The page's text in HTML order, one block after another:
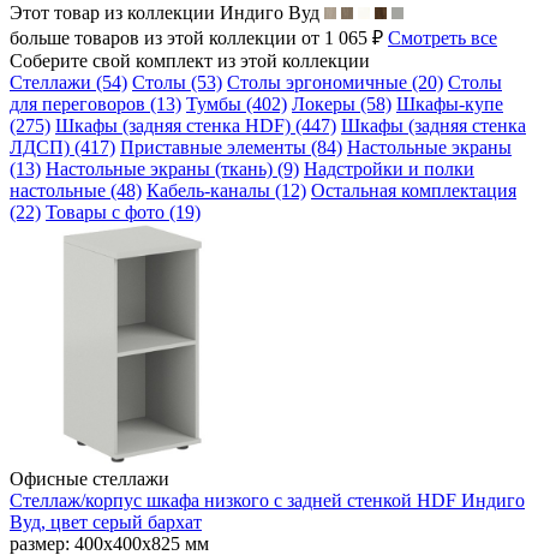
Этот товар из коллекции Индиго Вуд
больше товаров из этой коллекции от 1 065 ₽ Смотреть все
Соберите свой комплект из этой коллекции
Стеллажи (54) Столы (53) Столы эргономичные (20) Столы
для переговоров (13) Тумбы (402) Локеры (58) Шкафы-купе
(275) Шкафы (задняя стенка HDF) (447) Шкафы (задняя стенка
ЛДСП) (417) Приставные элементы (84) Настольные экраны
(13) Настольные экраны (ткань) (9) Надстройки и полки
настольные (48) Кабель-каналы (12) Остальная комплектация
(22) Товары с фото (19)
Офисные стеллажи
Стеллаж/корпус шкафа низкого с задней стенкой HDF Индиго
Вуд, цвет серый бархат
размер: 400х400х825 мм